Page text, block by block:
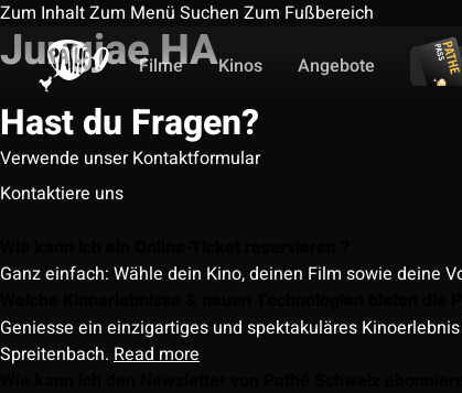
Zum InhaltZum Menü Suchen Zum Fußbereich
Filme
Kinos Angebote
Jungjae HA
Hast du Fragen?
Verwende unser Kontaktformular
Kontaktiere uns
Ganz einfach: Wähle dein Kino, deinen Film sowie deine
Geniesse ein einzigartiges und spektakuläres
Spreitenbach. Read more